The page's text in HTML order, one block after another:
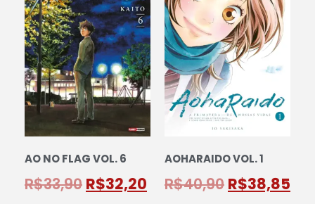
AO NO FLAG VOL. 6
R$33,90 R$32,20
AOHARAIDO VOL. 1
R$40,90 R$38,85